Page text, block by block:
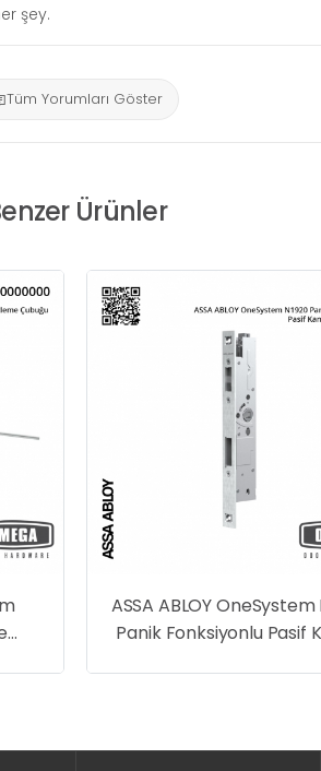
şey.
Tüm Yorumları Göster
Ürünler
ASSA ABLOY OneSystem
Panik Fonksiyonlu Pasif